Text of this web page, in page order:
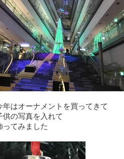
年はオーナメントを買ってきて
供の写真を入れて
ってみました